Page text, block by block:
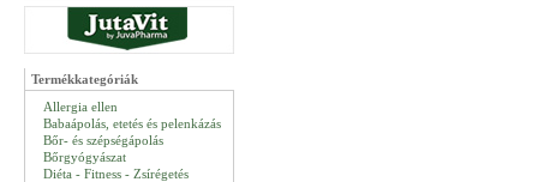
Termékkategóriák
Allergia ellen
Babaápolás, etetés és pelenkázás
Bőr- és szépségápolás
Bőrgyógyászat
Diéta - Fitness - Zsírégetés